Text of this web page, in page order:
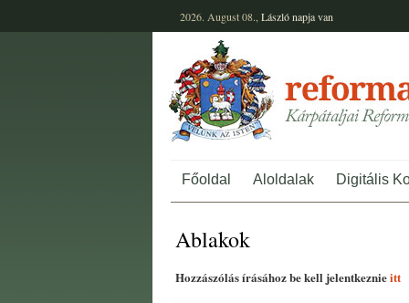
2026. August 08., Lászlónapja van
Főoldal Aloldalak Digitális
Ablakok
Hozzászólás írásához be kell jelentkeznieitt